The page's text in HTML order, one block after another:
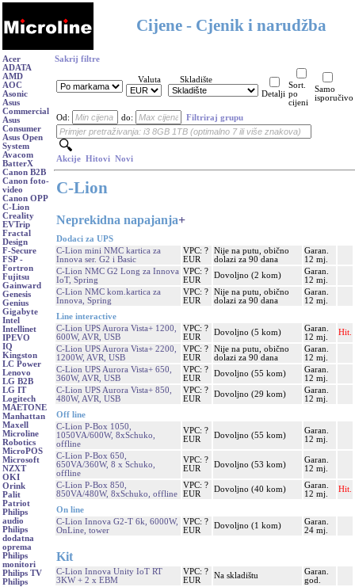
Cijene - Cjenik i narudžba
Acer
ADATA
AMD
AOC
Asonic
Asus
Commercial
Asus
Consumer
Asus Open
System
Avacom
BatterX
Canon B2B
Canon foto-
video
Canon OPP
C-Lion
Creality
EVTrip
Fractal
Design
F-Secure
FSP -
Fortron
Fujitsu
Gainward
Genesis
Genius
Gigabyte
Intel
Intellinet
IPEVO
IQ
Kingston
LC Power
Lenovo
LG B2B
LG IT
Logitech
MAETONE
Manhattan
Maxell
Microline
Robotics
MicroPOS
Microsoft
NZXT
OKI
Orink
Palit
Patriot
Philips
audio
Philips
dodatna
oprema
Philips
monitori
Philips TV
Philips
Sakrij filtre
Valuta
Skladište
Detalji
Sort.
po
cijeni
Samo
isporučivo
Od: do: Filtriraj grupu
Akcije Hitovi Novi
C-Lion
Neprekidna napajanja+
Dodaci za UPS
C-Lion mini NMC kartica za
Innova ser. G2 i Basic
VPC: ?
EUR
Nije na putu, obično
dolazi za 90 dana
Garan.
12 mj.
C-Lion NMC G2 Long za Innova
IoT, Spring
VPC: ?
EUR
Dovoljno (2 kom)
Garan.
12 mj.
C-Lion NMC kom.kartica za
Innova, Spring
VPC: ?
EUR
Nije na putu, obično
dolazi za 90 dana
Garan.
12 mj.
Line interactive
C-Lion UPS Aurora Vista+ 1200,
600W, AVR, USB
VPC: ?
EUR
Dovoljno (5 kom)
Garan.
12 mj.
Hit.
C-Lion UPS Aurora Vista+ 2200,
1200W, AVR, USB
VPC: ?
EUR
Nije na putu, obično
dolazi za 90 dana
Garan.
12 mj.
C-Lion UPS Aurora Vista+ 650,
360W, AVR, USB
VPC: ?
EUR
Dovoljno (55 kom)
Garan.
12 mj.
C-Lion UPS Aurora Vista+ 850,
480W, AVR, USB
VPC: ?
EUR
Dovoljno (29 kom)
Garan.
12 mj.
Off line
C-Lion P-Box 1050,
1050VA/600W, 8xSchuko,
offline
VPC: ?
EUR
Dovoljno (55 kom)
Garan.
12 mj.
C-Lion P-Box 650,
650VA/360W, 8 x Schuko,
offline
VPC: ?
EUR
Dovoljno (53 kom)
Garan.
12 mj.
C-Lion P-Box 850,
850VA/480W, 8xSchuko, offline
VPC: ?
EUR
Dovoljno (40 kom)
Garan.
12 mj.
Hit.
On line
C-Lion Innova G2-T 6k, 6000W,
OnLine, tower
VPC: ?
EUR
Dovoljno (1 kom)
Garan.
24 mj.
Kit
C-Lion Innova Unity IoT RT
3KW + 2 x EBM
VPC: ?
EUR
Na skladištu
Garan.
god.